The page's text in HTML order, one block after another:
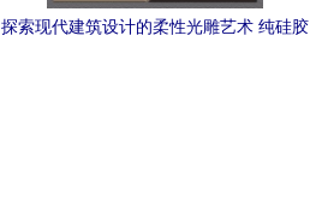
探索现代建筑设计的柔性光雕艺术 纯硅胶